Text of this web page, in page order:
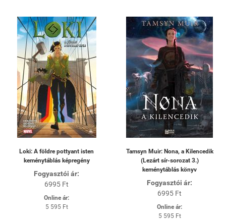
Loki: A földre pottyant isten
keménytáblás képregény
Fogyasztói ár:
6995 Ft
Online ár:
5 595 Ft
Tamsyn Muir: Nona, a Kilencedik
(Lezárt sír-sorozat 3.)
keménytáblás könyv
Fogyasztói ár:
6995 Ft
Online ár:
5 595 Ft